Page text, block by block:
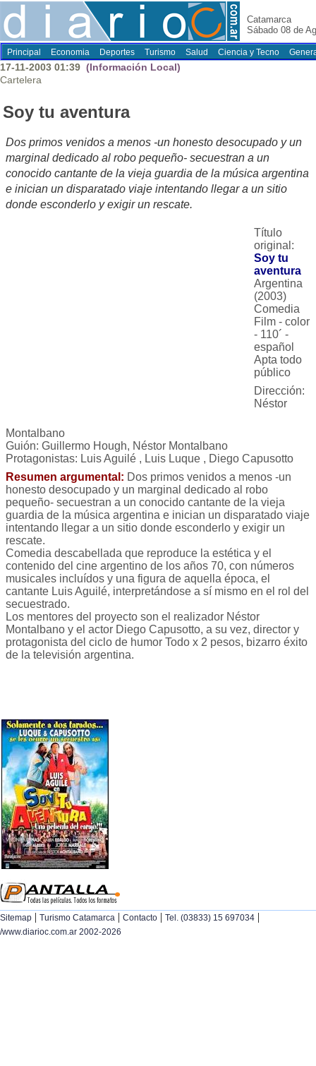
Catamarca
Sábado 08 de
Principal Economia Deportes Turismo Salud Ciencia y Tecno
17-11-2003 01:39 (Información Local)
Cartelera
Soy tu aventura
Dos primos venidos a menos -un honesto desocupado y un
marginal dedicado al robo pequeño- secuestran a un
conocido cantante de la vieja guardia de la música argentina
e inician un disparatado viaje intentando llegar a un sitio
donde esconderlo y exigir un rescate.
Título
original:
Soy tu
aventura
Argentina
(2003)
Comedia
Film - color
- 110´ -
español
Apta todo
público
Dirección:
Néstor
Montalbano
Guión: Guillermo Hough, Néstor Montalbano
Protagonistas: Luis Aguilé , Luis Luque , Diego Capusotto
Resumen argumental: Dos primos venidos a menos -un
honesto desocupado y un marginal dedicado al robo
pequeño- secuestran a un conocido cantante de la vieja
guardia de la música argentina e inician un disparatado viaje
intentando llegar a un sitio donde esconderlo y exigir un
rescate.
Comedia descabellada que reproduce la estética y el
contenido del cine argentino de los años 70, con números
musicales incluídos y una figura de aquella época, el
cantante Luis Aguilé, interpretándose a sí mismo en el rol del
secuestrado.
Los mentores del proyecto son el realizador Néstor
Montalbano y el actor Diego Capusotto, a su vez, director y
protagonista del ciclo de humor Todo x 2 pesos, bizarro éxito
de la televisión argentina.
Sitemap | Turismo Catamarca | Contacto | Tel. (03833) 15 697034 |
/www.diarioc.com.ar 2002-2026